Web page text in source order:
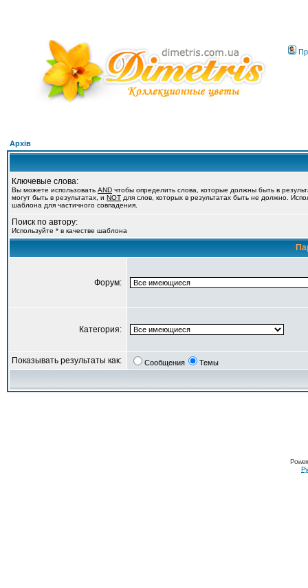
Архів
Ключевые слова:
Вы можете использовать AND чтобы определить слова, которые должны быть в
могут быть в результатах, и NOT для слов, которых в результатах быть не должно.
шаблона для частичного совпадения.
Поиск по автору:
Используйте * в качестве шаблона
Форум:
Категория:
Показывать результаты как: Сообщения Темы